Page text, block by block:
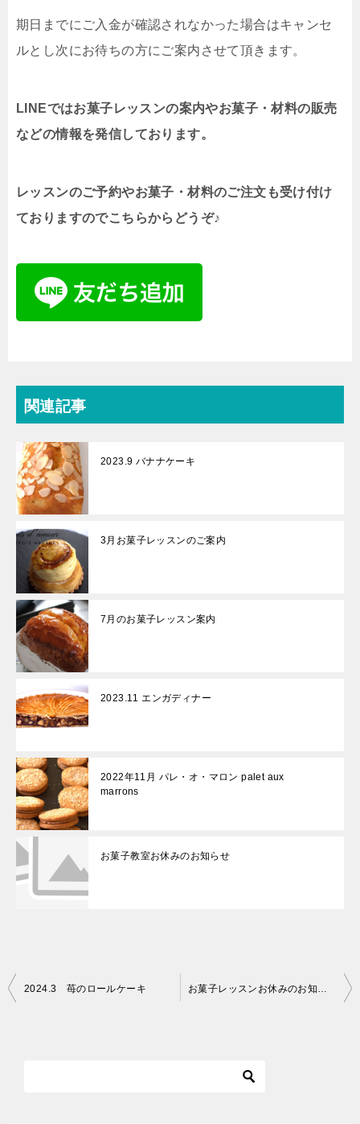
期日までにご入金が確認されなかった場合はキャンセ
ルとし次にお待ちの方にご案内させて頂きます。
LINEではお菓子レッスンの案内やお菓子・材料の販売
などの情報を発信しております。
レッスンのご予約やお菓子・材料のご注文も受け付け
ておりますのでこちらからどうぞ♪
関連記事
2023.9 バナナケーキ
3月お菓子レッスンのご案内
7月のお菓子レッスン案内
2023.11 エンガディナー
2022年11月 パレ・オ・マロン palet aux
marrons
お菓子教室お休みのお知らせ
投
2024.3 苺のロールケーキ お菓子レッスンお休みのお知らせ